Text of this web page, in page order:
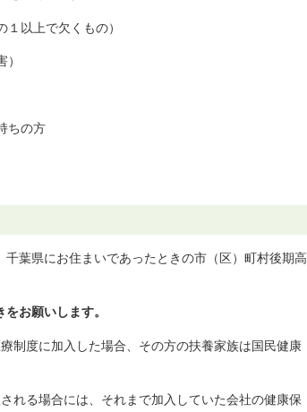
１以上で欠くもの）
ちの方
葉県にお住まいであったときの市（区）町村後期高
お願いします。
制度に加入した場合、その方の扶養家族は国民健康
れる場合には、それまで加入していた会社の健康保